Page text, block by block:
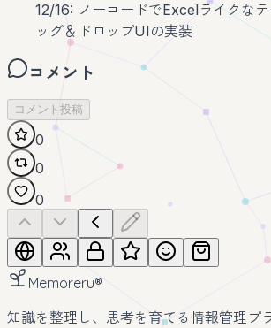
12/16: ノーコードでExcelライクな
ッグ＆ドロップUIの実装
コメント
コメント投稿
0
0
0
Memoreru®
知識を整理し、思考を育てる情報管理プ